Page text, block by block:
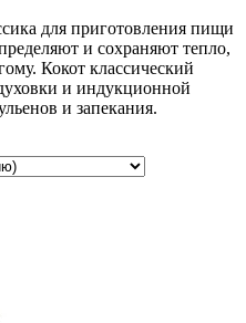
для приготовления пищи
и сохраняют тепло,
Кокот классический
и индукционной
и запекания.